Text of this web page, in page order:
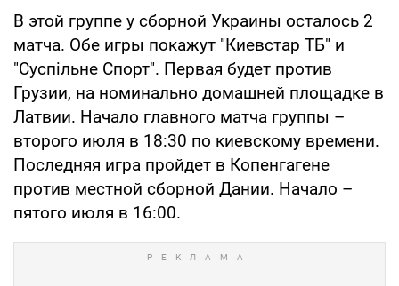
В этой группе у сборной Украины осталось 2
матча. Обе игры покажут "Киевстар ТБ" и
"Суспільне Спорт". Первая будет против
Грузии, на номинально домашней площадке в
Латвии. Начало главного матча группы –
второго июля в 18:30 по киевскому времени.
Последняя игра пройдет в Копенгагене
против местной сборной Дании. Начало –
пятого июля в 16:00.